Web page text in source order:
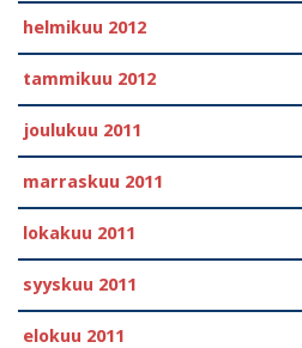
helmikuu 2012
tammikuu 2012
joulukuu 2011
marraskuu 2011
lokakuu 2011
syyskuu 2011
elokuu 2011